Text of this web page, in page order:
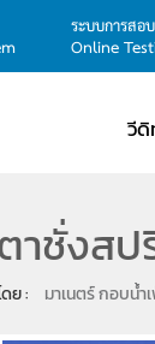
ระบบการสอ
Online
วี
าชั่งสป
ดย : มาเนตร์ กอบน้ำ